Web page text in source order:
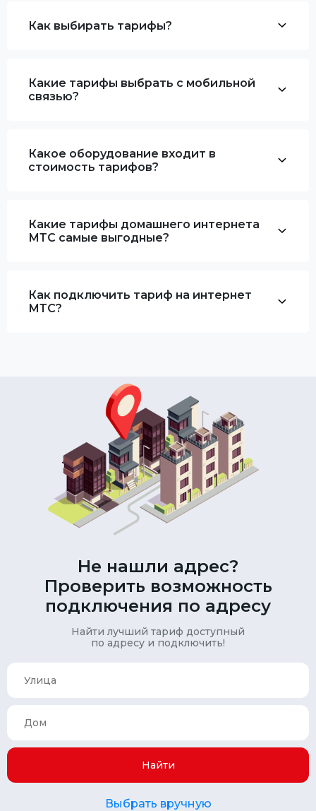
Как выбирать тарифы?
Какие тарифы выбрать с мобильной
связью?
Какое оборудование входит в
стоимость тарифов?
Какие тарифы домашнего интернета
МТС самые выгодные?
Как подключить тариф на интернет
МТС?
Не нашли адрес?
Проверить возможность
подключения по адресу
Найти лучший тариф доступный
по адресу и подключить!
Найти
Выбрать вручную